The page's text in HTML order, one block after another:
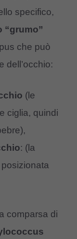
specifico,
“grumo”
che può
dell’occhio:
(le
ciglia, quindi
: (la
comparsa di